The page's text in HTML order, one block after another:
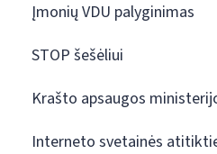
Įmonių VDU palyginimas
STOP šešėliui
Krašto apsaugos
Interneto svetainės